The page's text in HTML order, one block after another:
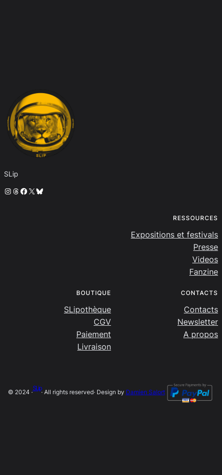
SLip
Instagram
Threads
Facebook
X Bluesky
RESSOURCES
Expositions et festivals
Presse
Videos
Fanzine
BOUTIQUE
SLipothèque
CGV
Paiement
Livraison
CONTACTS
Contacts
Newsletter
A propos
© 2024 ·
SLip
· All rights reserved· Design by Damien Salort